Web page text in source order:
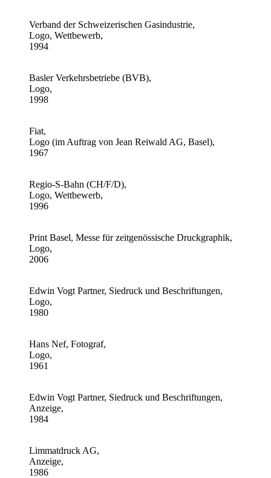
Verband der Schweizerischen Gasindustrie,
Logo, Wettbewerb,
1994
Basler Verkehrsbetriebe (BVB),
Logo,
1998
Fiat,
Logo (im Auftrag von Jean Reiwald AG, Basel),
1967
Regio-S-Bahn (CH/F/D),
Logo, Wettbewerb,
1996
Print Basel, Messe für zeitgenössische Druckgraphik,
Logo,
2006
Edwin Vogt Partner, Siedruck und Beschriftungen,
Logo,
1980
Hans Nef, Fotograf,
Logo,
1961
Edwin Vogt Partner, Siedruck und Beschriftungen,
Anzeige,
1984
Limmatdruck AG,
Anzeige,
1986